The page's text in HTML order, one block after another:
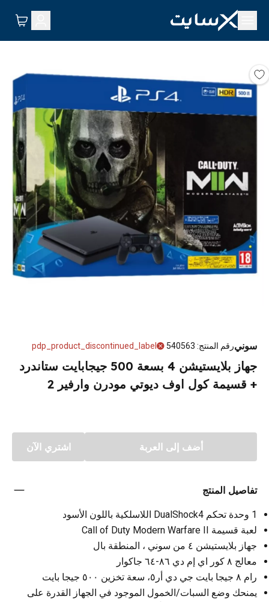
سونيرقم المنتج:
540563
pdp_product_discontinued_label
جهاز بلايستيشن 4 بسعة 500 جيجابايت ستاندرد
+ قسيمة كول اوف ديوتي مودرن وارفير 2
أضف إلى العربة اشتري الآن
تفاصيل المنتج
1 وحدة تحكم DualShock4 اللاسلكية باللون الأسود
لعبة قسيمة Call of Duty Modern Warfare II
جهاز بلايستيشن ٤ من سوني ، المنطقة بال
معالج ٨ كور اي إم دي ٨٦-٦٤ جاكوار
رام ٨ جيجا بايت جي دي أر٥، سعة تخزين ٥٠٠ جيجا بايت
يمنحك وضع السبات/الخمول الموجود في الجهاز القدرة على